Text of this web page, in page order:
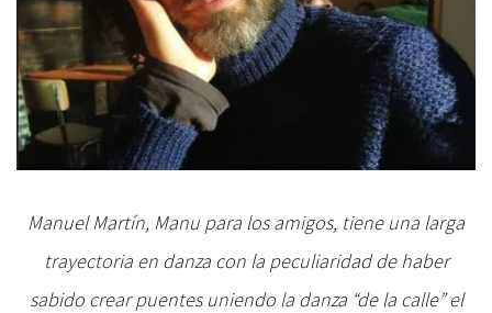
Manuel Martín, Manu para los amigos, tiene una larga
trayectoria en danza con la peculiaridad de haber
sabido crear puentes uniendo la danza “de la calle” el